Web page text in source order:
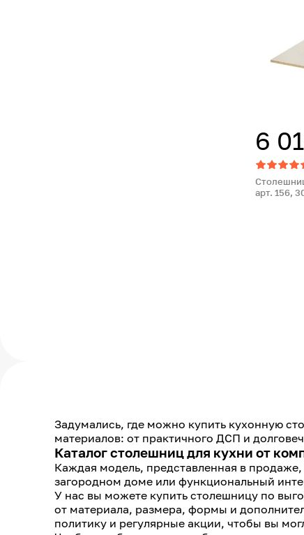
6
арт. 156,
Задумались, где можно купить кухонную
материалов: от практичного ДСП и
Каталог столешниц для кухни от
Каждая модель, представленная в
загородном доме или функциональный
У нас вы можете купить столешницу по
от материала, размера, формы и
политику и регулярные акции, чтобы вы